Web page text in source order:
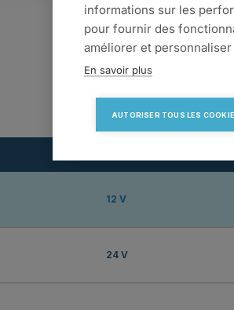
informations sur les
pour fournir des
améliorer et
En savoir plus
AUTORISER TOUS LES
12 V
24 V